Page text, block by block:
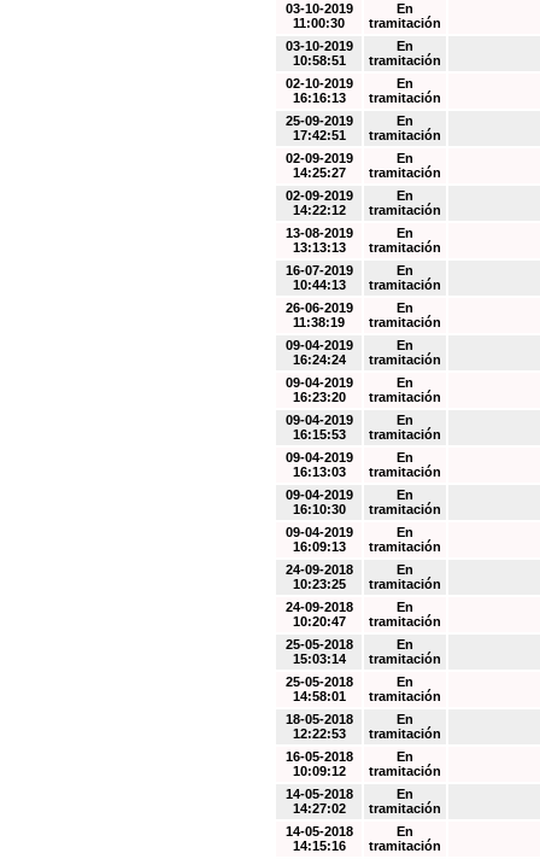
03-10-2019
11:00:30
En
tramitación
03-10-2019
10:58:51
En
tramitación
02-10-2019
16:16:13
En
tramitación
25-09-2019
17:42:51
En
tramitación
02-09-2019
14:25:27
En
tramitación
02-09-2019
14:22:12
En
tramitación
13-08-2019
13:13:13
En
tramitación
16-07-2019
10:44:13
En
tramitación
26-06-2019
11:38:19
En
tramitación
09-04-2019
16:24:24
En
tramitación
09-04-2019
16:23:20
En
tramitación
09-04-2019
16:15:53
En
tramitación
09-04-2019
16:13:03
En
tramitación
09-04-2019
16:10:30
En
tramitación
09-04-2019
16:09:13
En
tramitación
24-09-2018
10:23:25
En
tramitación
24-09-2018
10:20:47
En
tramitación
25-05-2018
15:03:14
En
tramitación
25-05-2018
14:58:01
En
tramitación
18-05-2018
12:22:53
En
tramitación
16-05-2018
10:09:12
En
tramitación
14-05-2018
14:27:02
En
tramitación
14-05-2018
14:15:16
En
tramitación